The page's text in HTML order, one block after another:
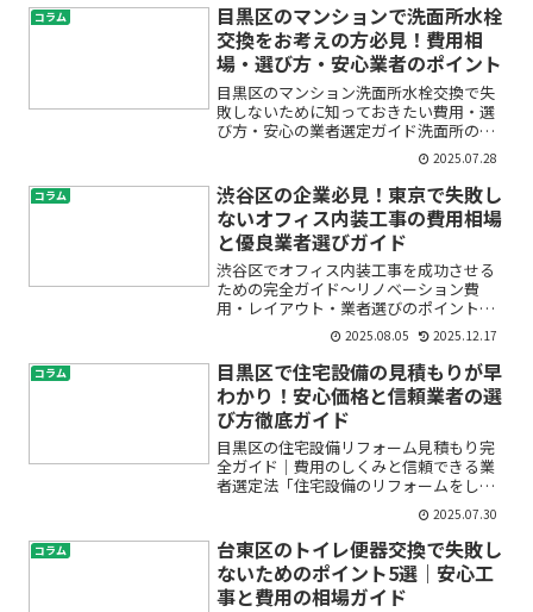
コラム
目黒区のマンションで洗面所水栓
交換をお考えの方必見！費用相
場・選び方・安心業者のポイント
目黒区のマンション洗面所水栓交換で失
敗しないために知っておきたい費用・選
び方・安心の業者選定ガイド洗面所の蛇
口から水漏れが生じたり、レバーの動き
が悪くなったりと、日々のちょっとした
トラブルが気になることはありません
か？特にマンションにお住ま...
2025.07.28
コラム
渋谷区の企業必見！東京で失敗し
ないオフィス内装工事の費用相場
と優良業者選びガイド
渋谷区でオフィス内装工事を成功させる
ための完全ガイド〜リノベーション費
用・レイアウト・業者選びのポイントを
徹底解説〜「オフィスの内装工事やリノ
ベーションを考えているけれど、費用が
どれくらいかかるの？」「渋谷区や東京
で信頼できる施工業者はどう...
2025.08.05 2025.12.17
コラム
目黒区で住宅設備の見積もりが早
わかり！安心価格と信頼業者の選
び方徹底ガイド
目黒区の住宅設備リフォーム見積もり完
全ガイド｜費用のしくみと信頼できる業
者選定法「住宅設備のリフォームをした
いけど、どこに、いくらかかるの？」
「見積もりを頼むのが不安…」「工事費
用の比較や、業者選びで失敗したくな
い！」そんな風に悩む方はとて...
2025.07.30
コラム
台東区のトイレ便器交換で失敗し
ないためのポイント5選｜安心工
事と費用の相場ガイド